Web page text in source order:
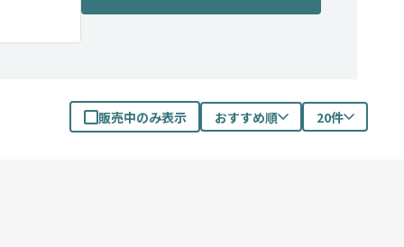
販売中のみ表示 おすすめ順 20件